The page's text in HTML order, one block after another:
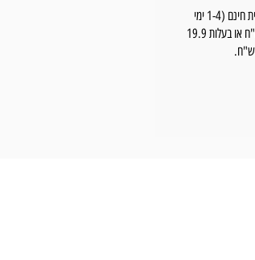
לבחירתך משלוח מהיר עד הבית חינם (1-4 ימי
עסקים) ברכישה מעל 149 ש"ח או בעלות 19.9